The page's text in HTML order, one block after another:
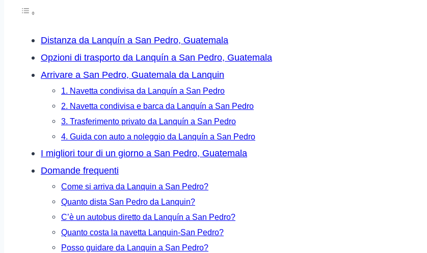
Distanza da Lanquín a San Pedro, Guatemala
Opzioni di trasporto da Lanquín a San Pedro, Guatemala
Arrivare a San Pedro, Guatemala da Lanquin
1. Navetta condivisa da Lanquín a San Pedro
2. Navetta condivisa e barca da Lanquín a San Pedro
3. Trasferimento privato da Lanquín a San Pedro
4. Guida con auto a noleggio da Lanquín a San Pedro
I migliori tour di un giorno a San Pedro, Guatemala
Domande frequenti
Come si arriva da Lanquin a San Pedro?
Quanto dista San Pedro da Lanquin?
C’è un autobus diretto da Lanquín a San Pedro?
Quanto costa la navetta Lanquin-San Pedro?
Posso guidare da Lanquin a San Pedro?